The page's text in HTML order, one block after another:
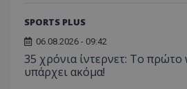
SPORTS PLUS
06.08.2026 - 09:42
35 χρόνια ίντερνετ: Το
υπάρχει ακόμα!